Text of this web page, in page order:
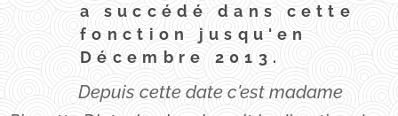
a succédé dans cette
fonction jusqu'en
Décembre 2013.
Depuis cette date c'est madame